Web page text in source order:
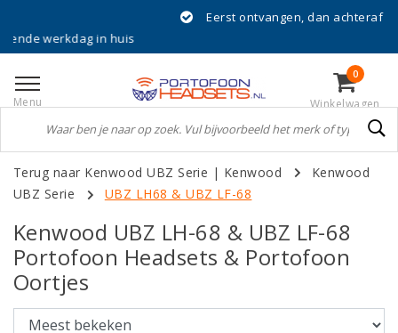
huis
Eerst ontvangen, dan achteraf betalen met
Menu
0
Winkelwagen
Terug naar Kenwood UBZ Serie | Kenwood
Kenwood
UBZ Serie
UBZ LH68 & UBZ LF-68
Kenwood UBZ LH-68 & UBZ LF-68
Portofoon Headsets & Portofoon
Oortjes